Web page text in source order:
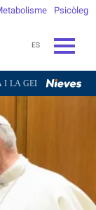
Psicòleg
ES
31,2° LA SEU